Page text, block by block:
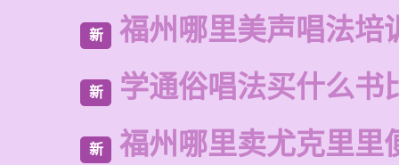
新 福州哪里美声唱法培
新 学通俗唱法买什么书
新 福州哪里卖尤克里里